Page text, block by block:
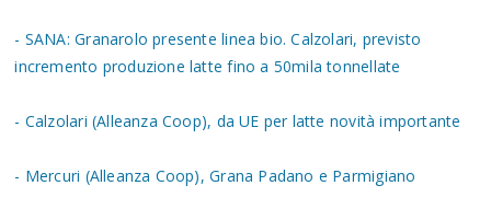
- SANA: Granarolo presente linea bio. Calzolari, previsto
incremento produzione latte fino a 50mila tonnellate
- Calzolari (Alleanza Coop), da UE per latte novità importante
- Mercuri (Alleanza Coop), Grana Padano e Parmigiano